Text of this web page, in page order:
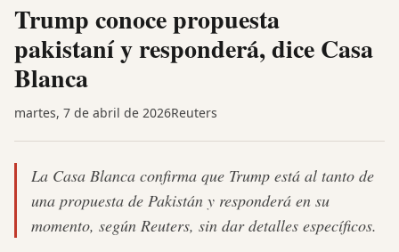
Trump conoce propuesta
pakistaní y responderá, dice Casa
Blanca
martes, 7 de abril de 2026Reuters
La Casa Blanca confirma que Trump está al tanto de
una propuesta de Pakistán y responderá en su
momento, según Reuters, sin dar detalles específicos.